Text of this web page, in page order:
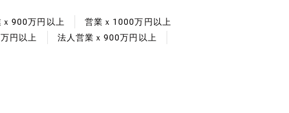
ｘ900万円以上
営業ｘ1000万円以上
円以上
法人営業ｘ900万円以上